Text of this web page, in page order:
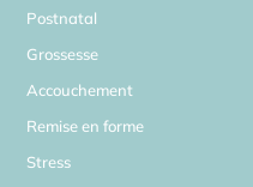
Postnatal
Grossesse
Accouchement
Remise en forme
Stress